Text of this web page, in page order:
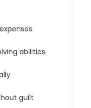
abilities
guilt